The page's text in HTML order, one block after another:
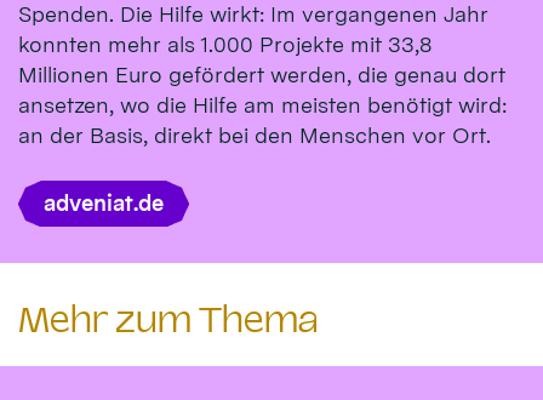
Spenden. Die Hilfe wirkt: Im vergangenen Jahr
konnten mehr als 1.000 Projekte mit 33,8
Millionen Euro gefördert werden, die genau dort
ansetzen, wo die Hilfe am meisten benötigt wird:
an der Basis, direkt bei den Menschen vor Ort.
adveniat.de
Mehr zum Thema